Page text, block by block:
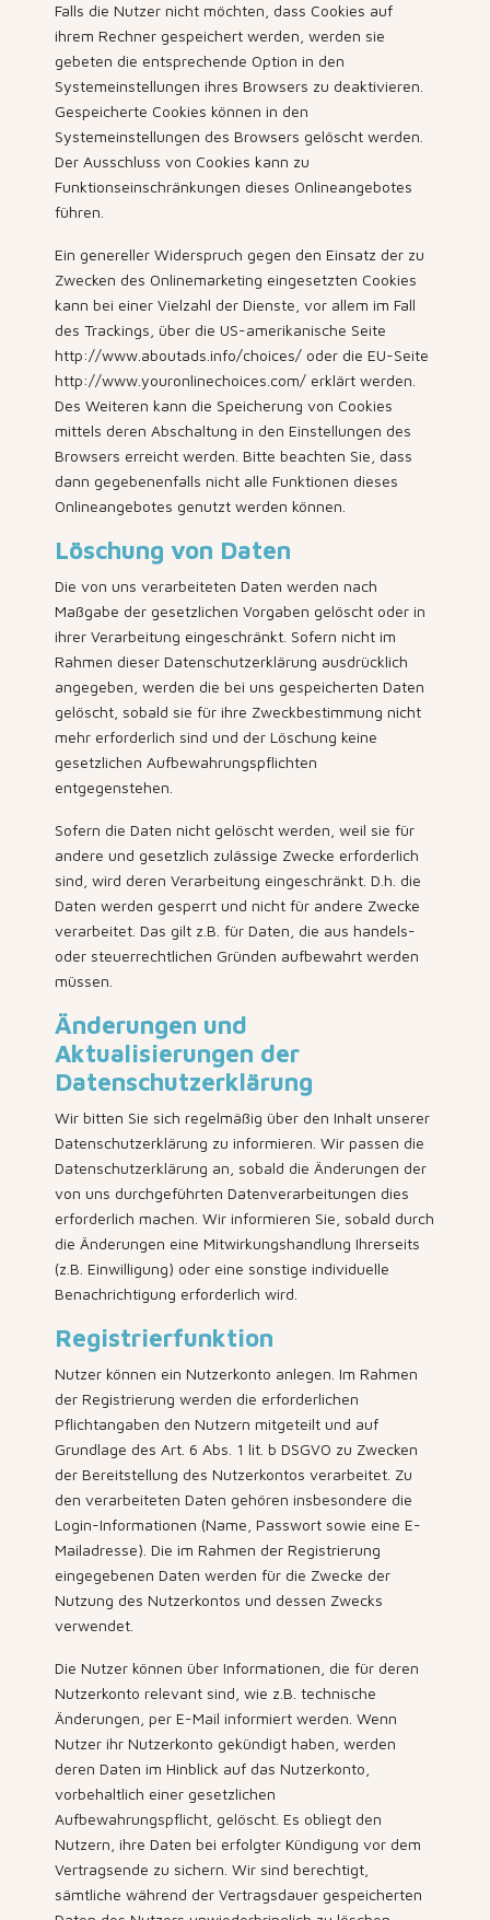
Falls die Nutzer nicht möchten, dass Cookies auf
ihrem Rechner gespeichert werden, werden sie
gebeten die entsprechende Option in den
Systemeinstellungen ihres Browsers zu deaktivieren.
Gespeicherte Cookies können in den
Systemeinstellungen des Browsers gelöscht werden.
Der Ausschluss von Cookies kann zu
Funktionseinschränkungen dieses Onlineangebotes
führen.
Ein genereller Widerspruch gegen den Einsatz der zu
Zwecken des Onlinemarketing eingesetzten Cookies
kann bei einer Vielzahl der Dienste, vor allem im Fall
des Trackings, über die US-amerikanische Seite
http://www.aboutads.info/choices/ oder die EU-Seite
http://www.youronlinechoices.com/ erklärt werden.
Des Weiteren kann die Speicherung von Cookies
mittels deren Abschaltung in den Einstellungen des
Browsers erreicht werden. Bitte beachten Sie, dass
dann gegebenenfalls nicht alle Funktionen dieses
Onlineangebotes genutzt werden können.
Löschung von Daten
Die von uns verarbeiteten Daten werden nach
Maßgabe der gesetzlichen Vorgaben gelöscht oder in
ihrer Verarbeitung eingeschränkt. Sofern nicht im
Rahmen dieser Datenschutzerklärung ausdrücklich
angegeben, werden die bei uns gespeicherten Daten
gelöscht, sobald sie für ihre Zweckbestimmung nicht
mehr erforderlich sind und der Löschung keine
gesetzlichen Aufbewahrungspflichten
entgegenstehen.
Sofern die Daten nicht gelöscht werden, weil sie für
andere und gesetzlich zulässige Zwecke erforderlich
sind, wird deren Verarbeitung eingeschränkt. D.h. die
Daten werden gesperrt und nicht für andere Zwecke
verarbeitet. Das gilt z.B. für Daten, die aus handels-
oder steuerrechtlichen Gründen aufbewahrt werden
müssen.
Änderungen und
Aktualisierungen der
Datenschutzerklärung
Wir bitten Sie sich regelmäßig über den Inhalt unserer
Datenschutzerklärung zu informieren. Wir passen die
Datenschutzerklärung an, sobald die Änderungen der
von uns durchgeführten Datenverarbeitungen dies
erforderlich machen. Wir informieren Sie, sobald durch
die Änderungen eine Mitwirkungshandlung Ihrerseits
(z.B. Einwilligung) oder eine sonstige individuelle
Benachrichtigung erforderlich wird.
Registrierfunktion
Nutzer können ein Nutzerkonto anlegen. Im Rahmen
der Registrierung werden die erforderlichen
Pflichtangaben den Nutzern mitgeteilt und auf
Grundlage des Art. 6 Abs. 1 lit. b DSGVO zu Zwecken
der Bereitstellung des Nutzerkontos verarbeitet. Zu
den verarbeiteten Daten gehören insbesondere die
Login-Informationen (Name, Passwort sowie eine E-
Mailadresse). Die im Rahmen der Registrierung
eingegebenen Daten werden für die Zwecke der
Nutzung des Nutzerkontos und dessen Zwecks
verwendet.
Die Nutzer können über Informationen, die für deren
Nutzerkonto relevant sind, wie z.B. technische
Änderungen, per E-Mail informiert werden. Wenn
Nutzer ihr Nutzerkonto gekündigt haben, werden
deren Daten im Hinblick auf das Nutzerkonto,
vorbehaltlich einer gesetzlichen
Aufbewahrungspflicht, gelöscht. Es obliegt den
Nutzern, ihre Daten bei erfolgter Kündigung vor dem
Vertragsende zu sichern. Wir sind berechtigt,
sämtliche während der Vertragsdauer gespeicherten